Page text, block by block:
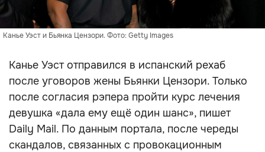
Канье Уэст и Бьянка Цензори. Фото: Getty Images
Канье Уэст отправился в испанский рехаб
после уговоров жены Бьянки Цензори. Только
после согласия рэпера пройти курс лечения
девушка «дала ему ещё один шанс», пишет
Daily Mail. По данным портала, после череды
скандалов, связанных с провокационным